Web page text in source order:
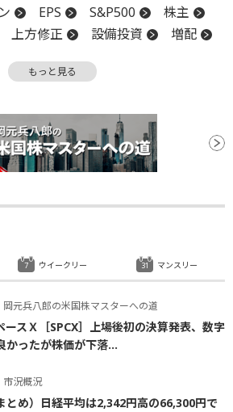
EPS S&P500
株主
上方修正 設備投資
増配
負債比率もっと見る
岡元兵八郎の米国株マスターへの道
ースＸ［SPCX］上場後初の決算発表、数字
かったが株価が下落...
市況概況
とめ）日経平均は2,342円高の66,300円で
ウイークリー マンスリー